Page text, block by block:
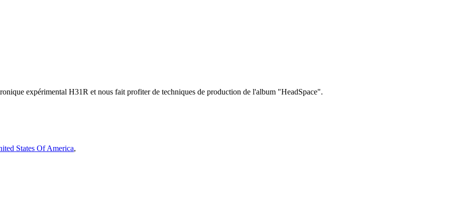
expérimental H31R et nous fait profiter de techniques de production de l'album "HeadSpace".
States Of America,